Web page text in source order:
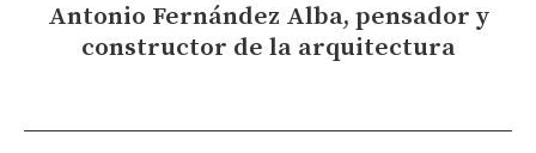
Antonio Fernández Alba, pensador y
constructor de la arquitectura